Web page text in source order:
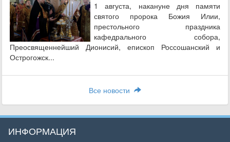
1 августа, накануне дня памяти
святого пророка Божия Илии,
престольного праздника
кафедрального собора,
Преосвященнейший Дионисий, епископ Россошанский и
Острогожск...
Все новости
ИНФОРМАЦИЯ